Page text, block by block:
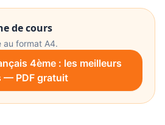
de cours
au format A4.
4ème : les meilleurs
— PDF gratuit